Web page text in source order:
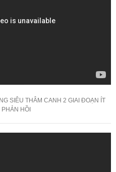
SIÊU THÂM CANH 2 GIAI ĐOẠN ÍT
PHẢN HỒI